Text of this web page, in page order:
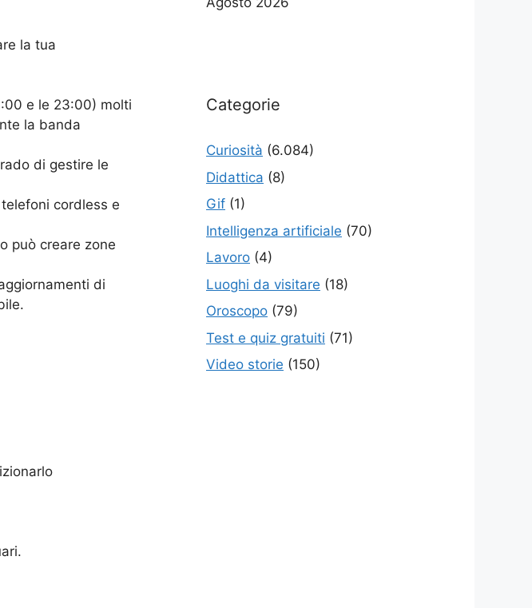
la tua
e le 23:00) molti
la banda
di gestire le
cordless e
può creare zone
di
Categorie
Curiosità (6.084)
Didattica (8)
Gif (1)
Intelligenza artificiale (70)
Lavoro (4)
Luoghi da visitare (18)
Oroscopo (79)
Test e quiz gratuiti (71)
Video storie (150)